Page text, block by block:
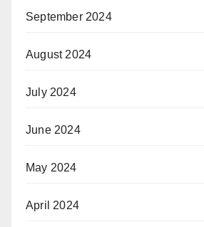
September 2024
August 2024
July 2024
June 2024
May 2024
April 2024